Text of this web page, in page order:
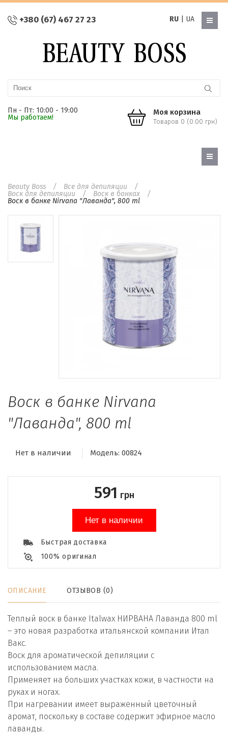
+380 (67) 467 27 23 RU| UA
Пн - Пт: 10:00 - 19:00
Мы работаем!
Моя корзина
Товаров 0 (0.00 грн)
Beauty Boss
Все для депиляции
Воск для депиляции
Воск в банках
Воск в банке Nirvana "Лаванда", 800 ml
Воск в банке Nirvana
"Лаванда", 800 ml
Нет в наличии Модель: 00824
591 грн
Нет в наличии
Быстрая доставка
100% оригинал
ОПИСАНИЕ ОТЗЫВОВ (0)
Теплый воск в банке Italwax НИРВАНА Лаванда 800 ml
– это новая разработка итальянской компании Итал
Вакс.
Воск для ароматической депиляции с
использованием масла.
Применяет на больших участках кожи, в частности на
руках и ногах.
При нагревании имеет выраженный цветочный
аромат, поскольку в составе содержит эфирное масло
лаванды.